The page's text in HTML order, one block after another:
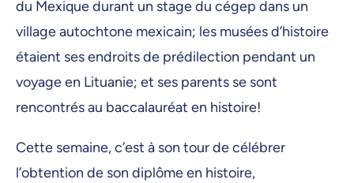
du Mexique durant un stage du cégep dans un
village autochtone mexicain; les musées d’histoire
étaient ses endroits de prédilection pendant un
voyage en Lituanie; et ses parents se sont
rencontrés au baccalauréat en histoire!
Cette semaine, c’est à son tour de célébrer
l’obtention de son diplôme en histoire,